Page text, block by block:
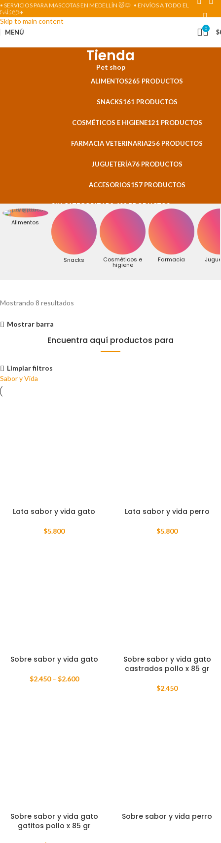
Skip to navigation
Skip to main content
• SERVICIOS PARA MASCOTAS EN MEDELLÍN 🐱🐶 • ENVÍOS A TODO EL
PAÍS 📦✈️
MENÚ 0 $
Tienda
Pet shop
ALIMENTOS265 PRODUCTOS
SNACKS161 PRODUCTOS
COSMÉTICOS E HIGIENE121 PRODUCTOS
FARMACIA VETERINARIA256 PRODUCTOS
JUGUETERÍA76 PRODUCTOS
ACCESORIOS157 PRODUCTOS
SIN CATEGORIZAR3.403 PRODUCTOS
Alimentos
Snacks Cosméticos e
higiene
Farmacia
Mostrando 8 resultados
Mostrar barra
Encuentra aquí productos para
Limpiar filtros
Sabor y Vida
Lata sabor y vida gato
$5.800
Lata sabor y vida perro
$5.800
Sobre sabor y vida gato
$2.450 – $2.600
Sobre sabor y vida gato
castrados pollo x 85 gr
$2.450
Sobre sabor y vida gato
gatitos pollo x 85 gr
Sobre sabor y vida perro